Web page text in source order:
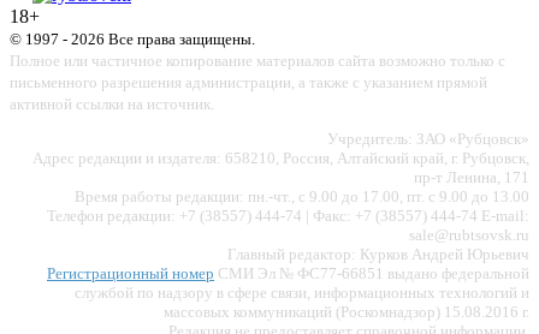
18+
© 1997 - 2026 Все права защищены.
Полное или частичное копирование материалов сайта возможно только с
письменного разрешения администрации, а также с указанием прямой
активной ссылки на источник.
Учредитель: ЗАО «Рубцовск»
Адрес редакции и издателя: 658210, Россия, Алтайский край, г. Рубцовск,
пр-т Ленина, 171
Время работы редакции: пн.-чт., с 9.00 до 17.00, пт. с 9.00 до 13.00
Телефон редакции: +7 (38557) 444-74 | Факс: +7 (38557) 444-74 E-mail:
sale@rubtsovsk.ru
Главный редактор: Курков Андрей Юрьевич
Регистрационный номер СМИ Эл № ФС77-66851 выдано федеральной
службой по надзору в сфере связи, информационных технологий и
массовых коммуникаций (Роскомнадзор) 15.08.2016 г.